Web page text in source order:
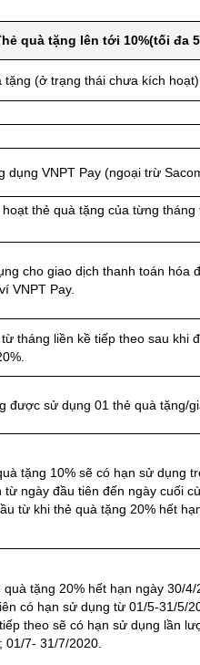
quà tặng lên tới 10%(tối đa
(ở trạng thái chưa kích
VNPT Pay (ngoại trừ
thẻ quà tặng của từng
cho giao dịch thanh toán hóa
VNPT Pay.
tháng liền kề tiếp theo sau khi
được sử dụng 01 thẻ quà tặng/
tặng 10% sẽ có hạn sử dụng
từ ngày đầu tiên đến ngày cuối
từ khi thẻ quà tặng 20% hết
quà tặng 20% hết hạn ngày 30/
có hạn sử dụng từ 01/5-31/5/
theo sẽ có hạn sử dụng lần
01/7- 31/7/2020.